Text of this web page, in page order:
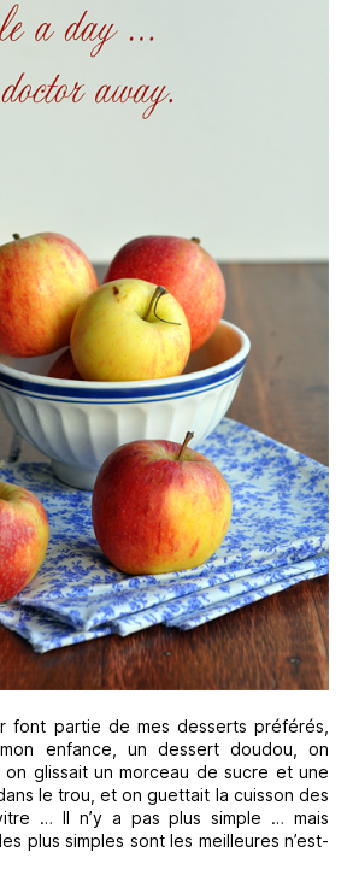
font partie de mes desserts préférés,
enfance, un dessert doudou, on
on glissait un morceau de sucre et une
le trou, et on guettait la cuisson des
… Il n’y a pas plus simple … mais
plus simples sont les meilleures n’est-